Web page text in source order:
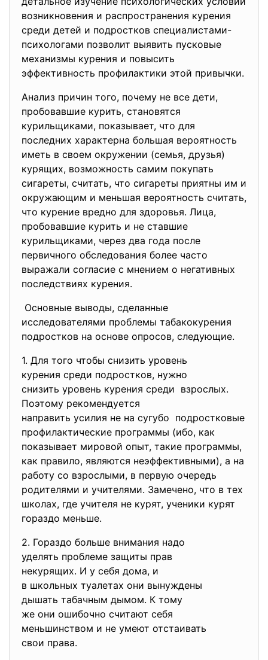
возникновения и распространения курения
среди детей и подростков специалистами-
психологами позволит выявить пусковые
механизмы курения и повысить
эффективность профилактики этой привычки.
Анализ причин того, почему не все дети,
пробовавшие курить, становятся
курильщиками, показывает, что для
последних характерна большая вероятность
иметь в своем окружении (семья, друзья)
курящих, возможность самим покупать
сигареты, считать, что сигареты приятны им и
окружающим и меньшая вероятность считать,
что курение вредно для здоровья. Лица,
пробовавшие курить и не ставшие
курильщиками, через два года после
первичного обследования более часто
выражали согласие с мнением о негативных
последствиях курения.
Основные выводы, сделанные
исследователями проблемы табакокурения
подростков на основе опросов, следующие.
1. Для того чтобы снизить уровень
курения среди подростков, нужно
снизить уровень курения среди взрослых.
Поэтому рекомендуется
направить усилия не на сугубо подростковые
профилактические программы (ибо, как
показывает мировой опыт, такие программы,
как правило, являются неэффективными), а на
работу со взрослыми, в первую очередь
родителями и учителями. Замечено, что в тех
школах, где учителя не курят, ученики курят
гораздо меньше.
2. Гораздо больше внимания надо
уделять проблеме защиты прав
некурящих. И у себя дома, и
в школьных туалетах они вынуждены
дышать табачным дымом. К тому
же они ошибочно считают себя
меньшинством и не умеют отстаивать
свои права.